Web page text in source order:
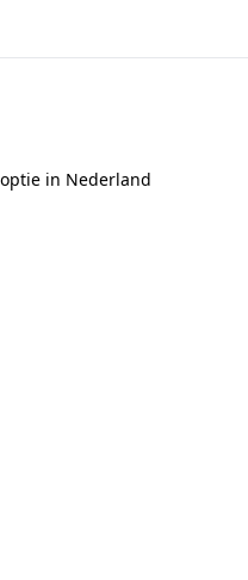
in Nederland